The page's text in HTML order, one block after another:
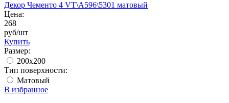
Декор Чементо 4 VT\A596\5301 матовый
Цена:
268
руб/шт
Купить
Размер:
200x200
Тип поверхности:
Матовый
В избранное